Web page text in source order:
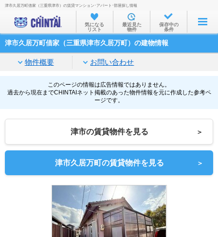
お部屋を探す
沿線・駅から
住所から
家賃相場から
通勤通学時間から
物件特集から
不動産会社から
TOP
津市久居万町借家（三重県津市）の賃貸マンション･アパート･部屋探し情報
気になる
リスト
最近見た
物件
保存中の
条件
津市久居万町借家（三重県津市久居万町）の建物情報
物件概要 お問い合わせ
このページの情報は広告情報ではありません。
過去から現在までCHINTAIネット掲載のあった物件情報を元に作成した参考ペ
ージです。
津市の賃貸物件を見る ＞
津市久居万町の賃貸物件を見る ＞